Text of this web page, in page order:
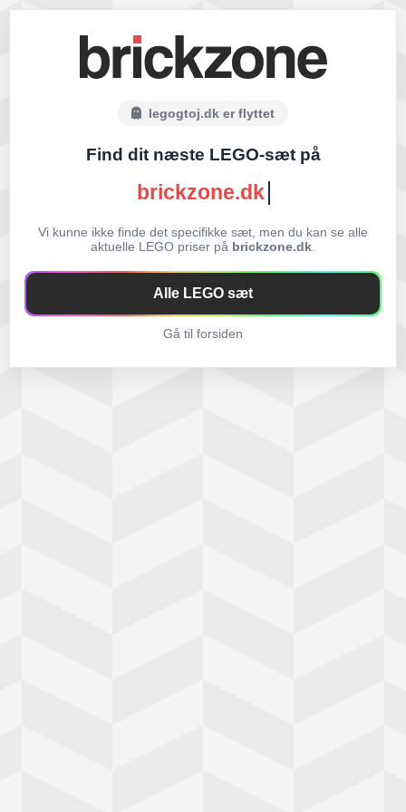
legogtoj.dk er flyttet
Find dit næste LEGO-sæt på
brickzone.dk
Vi kunne ikke finde det specifikke sæt, men du kan se alle
aktuelle LEGO priser på brickzone.dk
Alle LEGO sæt
Gå til forsiden